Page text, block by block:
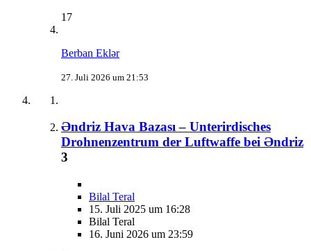
17
Berban Eklər
27. Juli 2026 um 21:53
Əndriz Hava Bazası – Unterirdisches
Drohnenzentrum der Luftwaffe bei Əndriz
3
Bilal Teral
15. Juli 2025 um 16:28
Bilal Teral
16. Juni 2026 um 23:59